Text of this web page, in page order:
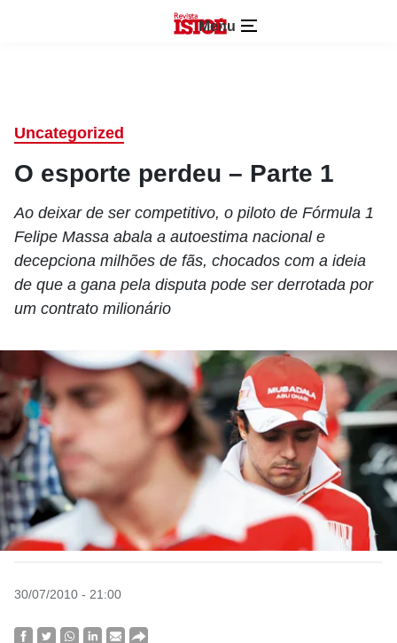
Menu
Uncategorized
O esporte perdeu – Parte 1
Ao deixar de ser competitivo, o piloto de Fórmula 1
Felipe Massa abala a autoestima nacional e
decepciona milhões de fãs, chocados com a ideia
de que a gana pela disputa pode ser derrotada por
um contrato milionário
30/07/2010 - 21:00